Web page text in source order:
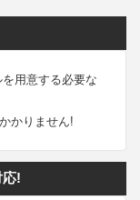
用意する必要な
かりません!
!